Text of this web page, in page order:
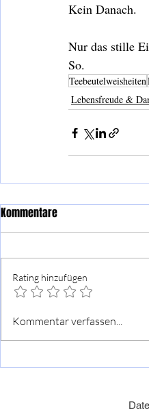
Kein Danach.
Nur das stille
So.
Teebeutelweisheiten
Lebensfreude &
Kommentare
Rating hinzufügen
Kommentar verfassen...